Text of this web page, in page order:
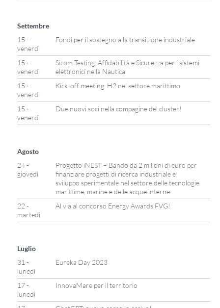
Settembre
15 -
venerdì
Fondi per il sostegno alla transizione industriale
15 -
venerdì
Sicom Testing: Affidabilità e Sicurezza per i sistemi
elettronici nella Nautica
15 -
venerdì
Kick-off meeting: H2 nel settore marittimo
15 -
venerdì
Due nuovi soci nella compagine del cluster!
Agosto
24 -
giovedì
Progetto iNEST – Bando da 2 milioni di euro per
finanziare progetti di ricerca industriale e
sviluppo sperimentale nel settore delle tecnologie
marittime, marine e delle acque interne
22 -
martedì
Al via al concorso Energy Awards FVG!
Luglio
31 -
lunedì
Eureka Day 2023
17 -
lunedì
InnovaMare per il territorio